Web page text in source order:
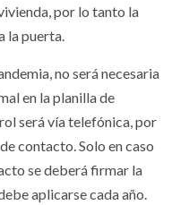
por lo tanto la
la puerta.
no será necesaria
en la planilla de
será vía telefónica, por
contacto. Solo en caso
se deberá firmar la
aplicarse cada año.